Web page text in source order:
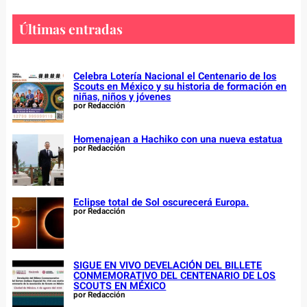
r
h
Últimas entradas
Celebra Lotería Nacional el Centenario de los
Scouts en México y su historia de formación en
niñas, niños y jóvenes
por Redacción
Homenajean a Hachiko con una nueva estatua
por Redacción
Eclipse total de Sol oscurecerá Europa.
por Redacción
SIGUE EN VIVO DEVELACIÓN DEL BILLETE
CONMEMORATIVO DEL CENTENARIO DE LOS
SCOUTS EN MÉXICO
por Redacción